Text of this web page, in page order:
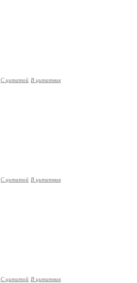
С цитатой В цитатник
С цитатой В цитатник
С цитатой В цитатник